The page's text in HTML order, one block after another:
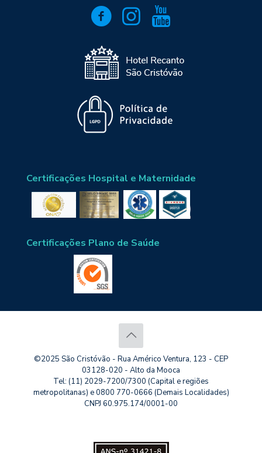
Certificações Hospital e Maternidade
Certificações Plano de Saúde
©2025 São Cristóvão - Rua Américo Ventura, 123 - CEP
03128-020 - Alto da Mooca
Tel: (11) 2029-7200/7300 (Capital e regiões
metropolitanas) e 0800 770-0666 (Demais Localidades)
CNPJ 60.975.174/0001-00